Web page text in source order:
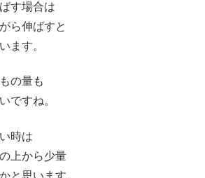
す場合は
ら伸ばすと
ます。
の量も
ですね。
時は
上から少量
と思います。